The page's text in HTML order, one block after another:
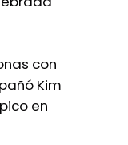
con
Kim
en